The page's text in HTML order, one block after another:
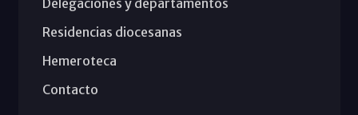
Residencias diocesanas
Hemeroteca
Contacto